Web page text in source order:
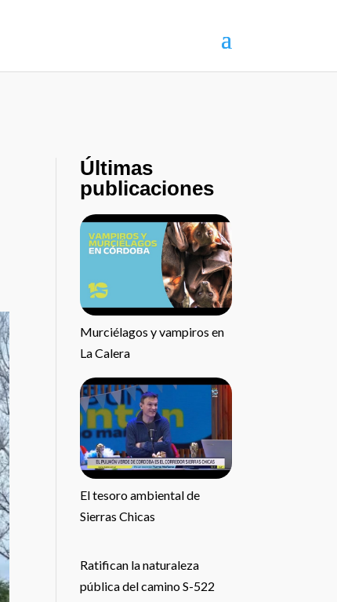
Últimas
publicaciones
Murciélagos y vampiros en
La Calera
El tesoro ambiental de
Sierras Chicas
Ratifican la naturaleza
pública del camino S-522